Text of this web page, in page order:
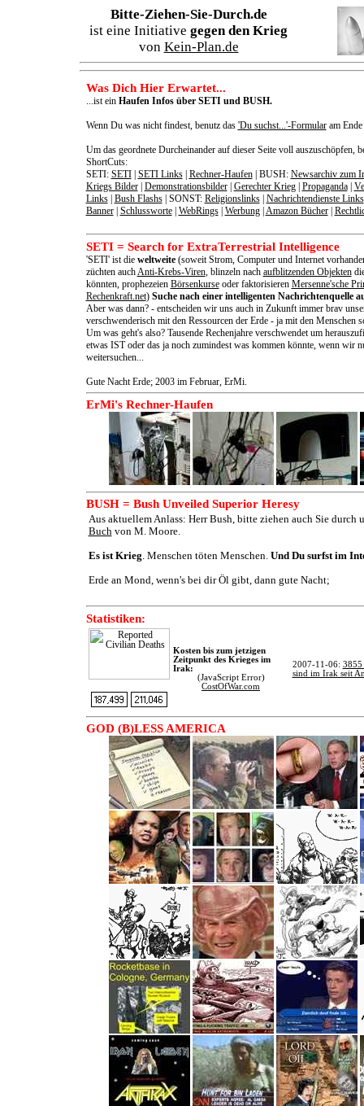
Bitte-Ziehen-Sie-Durch.de
ist eine Initiative gegen den Krieg
von Kein-Plan.de
Was Dich Hier Erwartet...
...ist ein Haufen Infos über SETI und BUSH.
Wenn Du was nicht findest, benutz das 'Du suchst...'-Formularam Ende
Um das geordnete Durcheinander auf dieser Seite voll auszuschöpfen,
ShortCuts:
SETI: SETI| SETI Links| Rechner-Haufen| BUSH: Newsarchiv zum
Kriegs Bilder| Demonstrationsbilder| Gerechter Krieg| Propaganda|
Links| Bush Flashs| SONST: Religionslinks| Nachrichtendienste Links
Banner| Schlussworte| WebRings| Werbung| Amazon Bücher|
SETI = Search for ExtraTerrestrial Intelligence
'SETI' ist die weltweite(soweit Strom, Computer und Internet
züchten auch Anti-Krebs-Viren, blinzeln nach aufblitzenden Objekten
könnten, prophezeien Börsenkurseoder faktorisieren Mersenne'sche
Rechenkraft.net) Suche nach einer intelligenten Nachrichtenquelle
Aber was dann? - entscheiden wir uns auch in Zukunft immer brav
verschwenderisch mit den Ressourcen der Erde - ja mit den Menschen
Um was geht's also? Tausende Rechenjahre verschwendet um
etwas IST oder das ja noch zumindest was kommen könnte, wenn wir
weitersuchen...
Gute Nacht Erde; 2003 im Februar, ErMi.
ErMi's Rechner-Haufen
BUSH = Bush Unveiled Superior Heresy
Aus aktuellem Anlass: Herr Bush, bitte ziehen auch Sie durch
Buchvon M. Moore.
Es ist Krieg. Menschen töten Menschen. Und Du surfst im
Erde an Mond, wenn's bei dir Öl gibt, dann gute Nacht;
Statistiken:
Kosten bis zum jetzigen
Zeitpunkt des Krieges im
Irak:
(JavaScript Error)
CostOfWar.com
2007-11-06: 3855
sind im Irak seit
GOD (B)LESS AMERICA